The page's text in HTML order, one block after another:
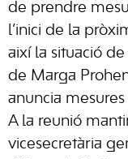
de prendre
l’inici de la
així la situació
de Marga
anuncia
A la reunió
vicesecretària